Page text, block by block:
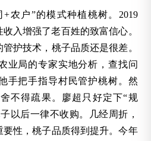
+农户”的模式种植桃树。2019
入增强了老百姓的致富信心。
护技术，桃子品质还是很差。
业局的专家实地分析，查找问
手把手指导村民管护桃树。然
不得疏果。廖超只好定下“规
以后一律不收购。几经周折，
性，桃子品质得到提升。今年